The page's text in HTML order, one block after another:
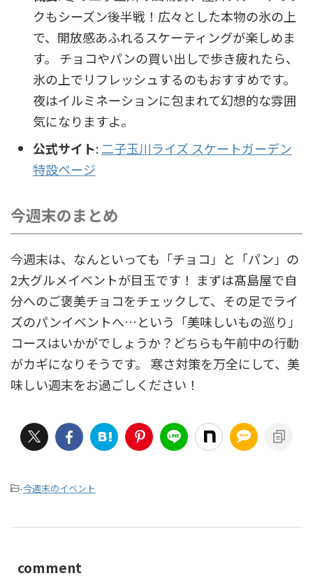
クもシーズン後半戦！広々とした本物の氷の上
で、開放感あふれるスケーティングが楽しめま
す。 チョコやパンの買い出しで歩き疲れたら、
氷の上でリフレッシュするのもおすすめです。
夜はイルミネーションに包まれて幻想的な雰囲
気になりますよ。
公式サイト:二子玉川ライズ スケートガーデン
特設ページ
今週末のまとめ
今週末は、なんといっても「チョコ」と「パン」の
2大グルメイベントが目玉です！ まずは髙島屋で自
分へのご褒美チョコをチェックして、その足でライ
ズのパンイベントへ…という「美味しいもの巡り」
コースはいかがでしょうか？どちらも午前中の行動
がカギになりそうです。 寒さ対策を万全にして、美
味しい週末をお過ごしください！
-今週末のイベント
comment